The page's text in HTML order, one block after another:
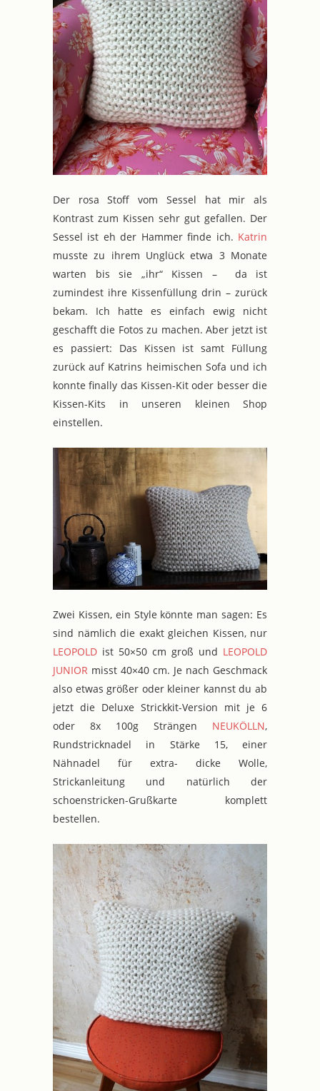
Der rosa Stoff vom Sessel hat mir als
Kontrast zum Kissen sehr gut gefallen. Der
Sessel ist eh der Hammer finde ich. Katrin
musste zu ihrem Unglück etwa 3 Monate
warten bis sie „ihr“ Kissen – da ist
zumindest ihre Kissenfüllung drin – zurück
bekam. Ich hatte es einfach ewig nicht
geschafft die Fotos zu machen. Aber jetzt ist
es passiert: Das Kissen ist samt Füllung
zurück auf Katrins heimischen Sofa und ich
konnte finally das Kissen-Kit oder besser die
Kissen-Kits in unseren kleinen Shop
einstellen.
Zwei Kissen, ein Style könnte man sagen: Es
sind nämlich die exakt gleichen Kissen, nur
LEOPOLD ist 50×50 cm groß und LEOPOLD
JUNIOR misst 40×40 cm. Je nach Geschmack
also etwas größer oder kleiner kannst du ab
jetzt die Deluxe Strickkit-Version mit je 6
oder 8x 100g Strängen NEUKÖLLN,
Rundstricknadel in Stärke 15, einer
Nähnadel für extra- dicke Wolle,
Strickanleitung und natürlich der
schoenstricken-Grußkarte komplett
bestellen.